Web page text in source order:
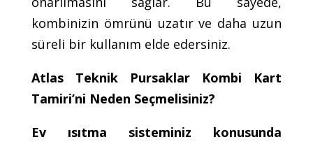
kombinizin ömrünü uzatır ve daha uzun
süreli bir kullanım elde edersiniz.
Atlas Teknik Pursaklar Kombi Kart
Tamiri’ni Neden Seçmelisiniz?
Ev ısıtma sisteminiz konusunda